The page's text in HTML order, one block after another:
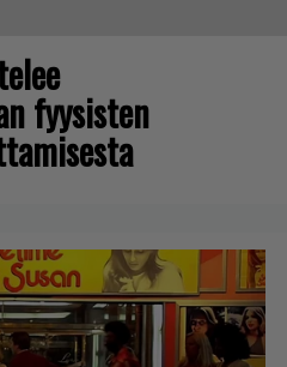
fyysisten